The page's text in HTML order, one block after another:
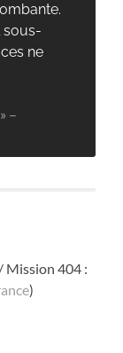
sous-
ne
–
Mission 404 :
)